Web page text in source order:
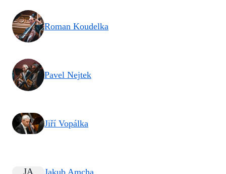
Roman Koudelka
Pavel Nejtek
Jiří Vopálka
JA Jakub Amcha